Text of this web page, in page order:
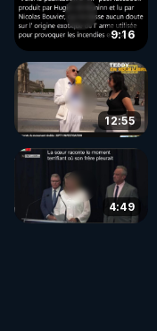
9:16
12:55
4:49